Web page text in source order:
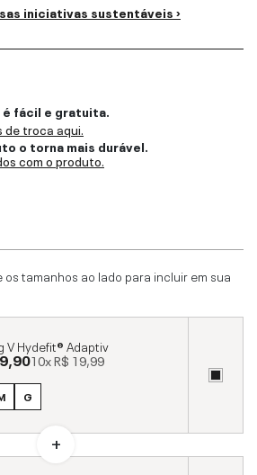
iniciativas sustentáveis ›
fácil e gratuita.
de troca aqui.
o torna mais durável.
com o produto.
tamanhos ao lado para incluir em sua
V Hydefit® Adaptiv
10xR$ 19,99
G